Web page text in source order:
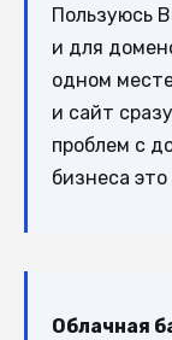
Пользуюсь
и для
одном
и сайт
проблем с
бизнеса
Облачная